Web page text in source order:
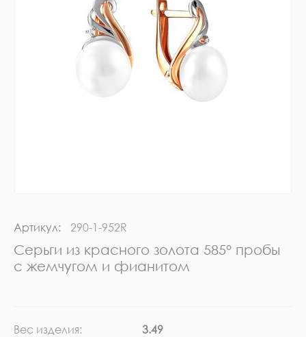
Артикул: 290-1-952R
Серьги из красного золота 585° пробы
с жемчугом и фианитом
Вес изделия:
3.49